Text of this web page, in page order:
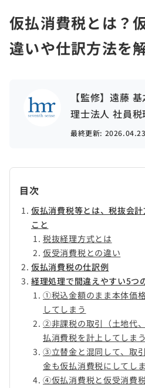
仮払消費税とは？
違いや仕訳方法を
【監修】遠藤
理士法人 社員税
最終更新: 2026.04.23
目次
仮払消費税等とは、税抜会
こと
税抜経理方式とは
仮受消費税との違い
仮払消費税の仕訳例
経理処理で間違えやすい5つ
①税込金額のまま本体価
してしまう
②非課税の取引（土地代
払消費税を計上してしまう
③立替金と混同して、取
金も仮払消費税にしてし
④仮払消費税と仮受消費